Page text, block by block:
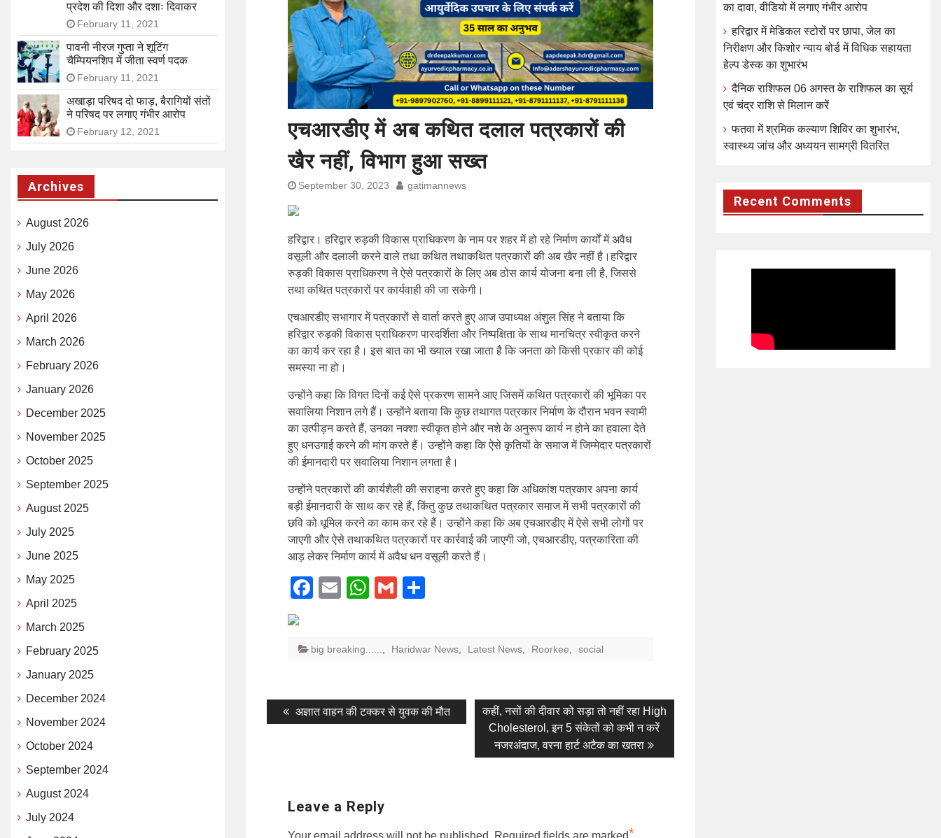
एचआरडीए में अब कथित दलाल पत्रकारों की
खैर नहीं, विभाग हुआ सख्त
September 30, 2023 gatimannews
हरिद्वार। हरिद्वार रुड़की विकास प्राधिकरण के नाम पर शहर में हो रहे निर्माण कार्यों में अवैध
वसूली और दलाली करने वाले तथा कथित तथाकथित पत्रकारों की अब खैर नहीं है।हरिद्वार
रुड़की विकास प्राधिकरण ने ऐसे पत्रकारों के लिए अब ठोस कार्य योजना बना ली है, जिससे
तथा कथित पत्रकारों पर कार्यवाही की जा सकेगी।
एचआरडीए सभागार में पत्रकारों से वार्ता करते हुए आज उपाध्यक्ष अंशुल सिंह ने बताया कि
हरिद्वार रुड़की विकास प्राधिकरण पारदर्शिता और निष्पक्षिता के साथ मानचित्र स्वीकृत करने
का कार्य कर रहा है। इस बात का भी ख्याल रखा जाता है कि जनता को किसी प्रकार की कोई
समस्या ना हो।
उन्होंने कहा कि विगत दिनों कई ऐसे प्रकरण सामने आए जिसमें कथित पत्रकारों की भूमिका पर
सवालिया निशान लगे हैं। उन्होंने बताया कि कुछ तथागत पत्रकार निर्माण के दौरान भवन स्वामी
का उत्पीड़न करते हैं, उनका नक्शा स्वीकृत होने और नशे के अनुरूप कार्य न होने का हवाला देते
हुए धनउगाई करने की मांग करते हैं। उन्होंने कहा कि ऐसे कृतियों के समाज में जिम्मेदार पत्रकारों
की ईमानदारी पर सवालिया निशान लगता है।
उन्होंने पत्रकारों की कार्यशैली की सराहना करते हुए कहा कि अधिकांश पत्रकार अपना कार्य
बड़ी ईमानदारी के साथ कर रहे हैं, किंतु कुछ तथाकथित पत्रकार समाज में सभी पत्रकारों की
छवि को धूमिल करने का काम कर रहे हैं। उन्होंने कहा कि अब एचआरडीए में ऐसे सभी लोगों पर
जाएगी और ऐसे तथाकथित पत्रकारों पर कार्रवाई की जाएगी जो, एचआरडीए, पत्रकारिता की
आड़ लेकर निर्माण कार्य में अवैध धन वसूली करते हैं।
Facebook
EmailWhatsApp
Gmail
big breaking...... Haridwar News Latest News Roorkee social
PostPrevious
post:
अज्ञात वाहन की टक्कर से युवक की मौत
Next
post:
कहीं, नसों की दीवार को सड़ा तो नहीं रहा High
Cholesterol, इन 5 संकेतों को कभी न करें
नजरअंदाज, वरना हार्ट अटैक का खतरा
Leave a Reply
Your email address will not be published. Required fields are marked*
का दावा, वीडियो में लगाए गंभीर आरोप
हरिद्वार में मेडिकल स्टोरों पर छापा, जेल का
निरीक्षण और किशोर न्याय बोर्ड में विधिक सहायता
हेल्प डेस्क का शुभारंभ
दैनिक राशिफल 06 अगस्त के राशिफल का सूर्य
एवं चंद्र राशि से मिलान करें
फतवा में श्रमिक कल्याण शिविर का शुभारंभ,
स्वास्थ्य जांच और अध्ययन सामग्री वितरित
Recent Comments
प्रदेश की दिशा और दशाः दिवाकर
February 11, 2021
पावनी नीरज गुप्ता ने शूटिंग
चैम्पियनशिप में जीता स्वर्ण पदक
February 11, 2021
अखाड़ा परिषद दो फाड़, बैरागियों संतों
ने परिषद पर लगाए गंभीर आरोप
February 12, 2021
Archives
August 2026
July 2026
June 2026
May 2026
April 2026
March 2026
February 2026
January 2026
December 2025
November 2025
October 2025
September 2025
August 2025
July 2025
June 2025
May 2025
April 2025
March 2025
February 2025
January 2025
December 2024
November 2024
October 2024
September 2024
August 2024
July 2024